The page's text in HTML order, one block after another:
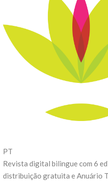
Bolos
CONTINUE READING
PT
Revista digital bilingue com 6
distribuição gratuita e Anuário